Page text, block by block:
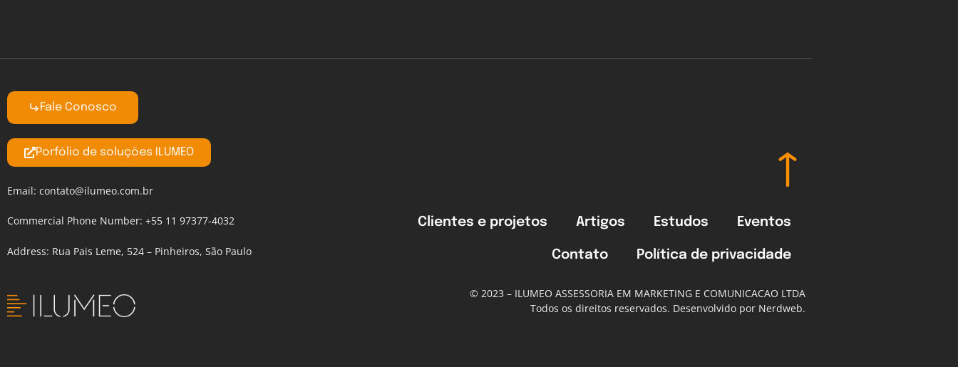
Fale Conosco
Porfólio de soluções ILUMEO
Email: contato@ilumeo.com.br
Commercial Phone Number: +55 11 97377-4032
Address: Rua Pais Leme, 524 – Pinheiros, São Paulo
Clientes e projetos Artigos Estudos Eventos
Contato Política de privacidade
© 2023 – ILUMEO ASSESSORIA EM MARKETING E COMUNICACAO LTDA
Todos os direitos reservados. Desenvolvido por Nerdweb.